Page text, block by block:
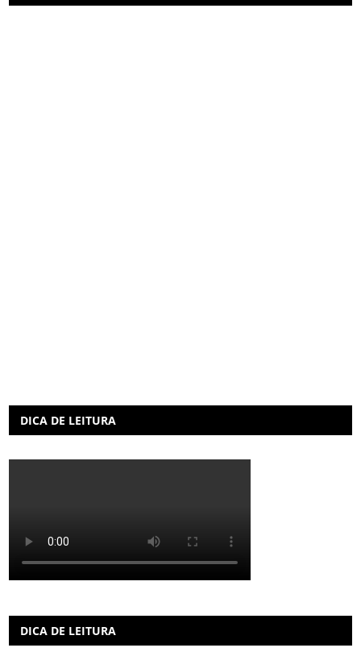
DICA DE LEITURA
DICA DE LEITURA